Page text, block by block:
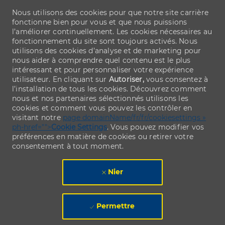
Nous utilisons des cookies pour que notre site carrière
fonctionne bien pour vous et que nous puissions
l’améliorer continuellement. Les cookies nécessaires au
fonctionnement du site sont toujours activés. Nous
utilisons des cookies d’analyse et de marketing pour
nous aider à comprendre quel contenu est le plus
intéressant et pour personnaliser votre expérience
utilisateur. En cliquant sur Autoriser,vous consentez à
l’installation de tous les cookies. Découvrez comment
nous et nos partenaires sélectionnés utilisons les
cookies et comment vous pouvez les contrôler en
visitant notre page domainName/fr/fr/cookiesettings »
ph-href="">Cookie Settings. Vous pouvez modifier vos
préférences en matière de cookies ou retirer votre
consentement à tout moment.
Nier
Permettre